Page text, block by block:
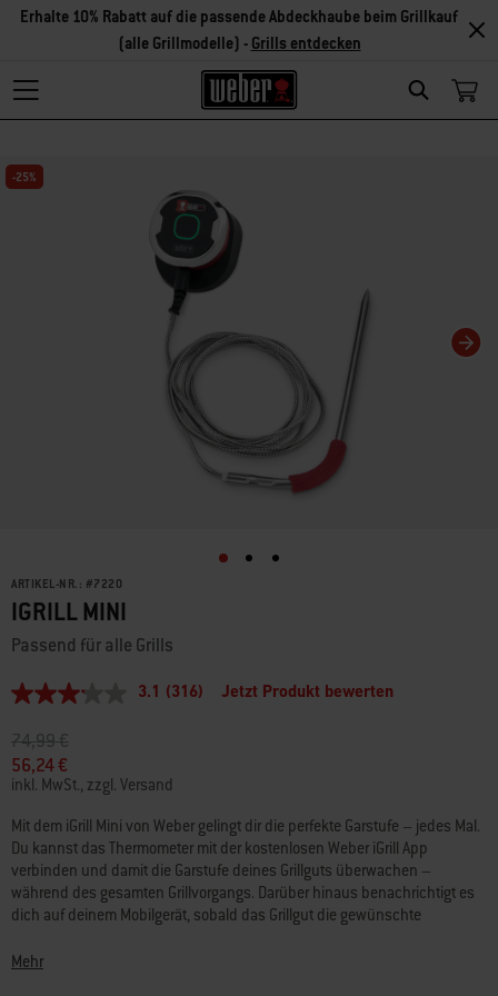
Search
Erhalte 10% Rabatt auf die passende Abdeckhaube beim Grillkauf
(alle Grillmodelle) - Grills entdecken
-25%
Changing this current slide of this carousel will change the current slide of
ARTIKEL-NR.: #7220
IGRILL MINI
Passend für alle Grills
3.1
5
Sternen,
Durchschnittswert
der
Read
316
Reviews.
Link
auf
derselben
3.1 (316) Jetzt Produkt bewerten
Preis reduziert von
74,99 €auf
56,24 €
inkl. MwSt., zzgl. Versand
Mit dem iGrill Mini von Weber gelingt dir die perfekte Garstufe – jedes Mal.
Du kannst das Thermometer mit der kostenlosen Weber iGrill App
verbinden und damit die Garstufe deines Grillguts überwachen –
während des gesamten Grillvorgangs. Darüber hinaus benachrichtigt es
dich auf deinem Mobilgerät, sobald das Grillgut die gewünschte
Mehr